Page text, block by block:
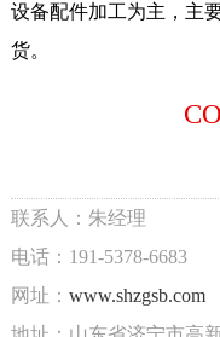
设备配件加工为主，主
货。
联系人：朱经理
电话：191-5378-6683
网址： www.shzgsb.com